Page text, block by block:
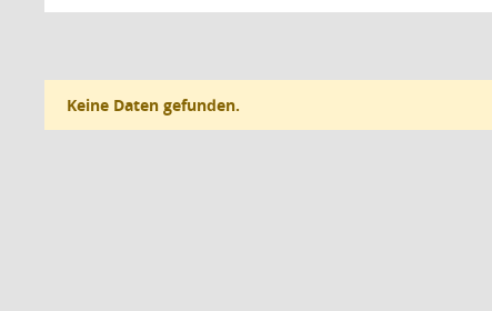
Keine Daten gefunden.